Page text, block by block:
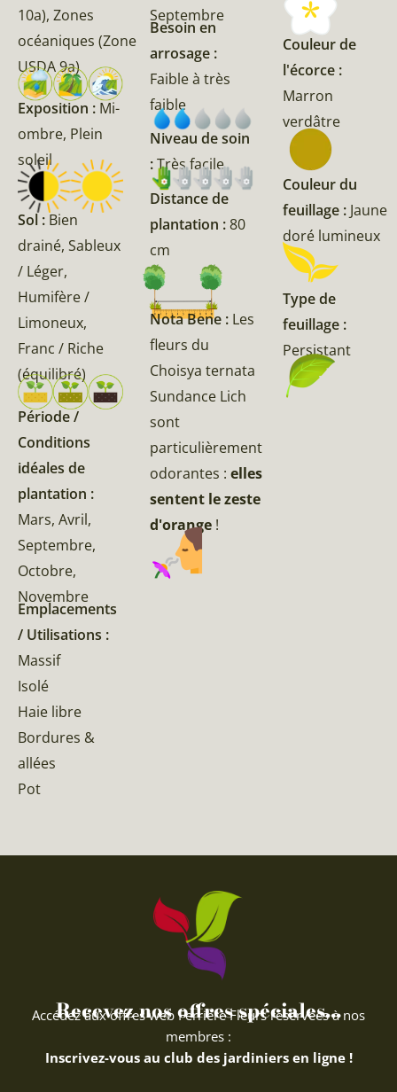
10a), Zones
océaniques (Zone
USDA 9a)
Exposition : Mi-
ombre, Plein
soleil
Sol : Bien
drainé, Sableux
/ Léger,
Humifère /
Limoneux,
Franc / Riche
(équilibré)
Période /
Conditions
idéales de
plantation :
Mars, Avril,
Septembre,
Octobre,
Novembre
Emplacements
/ Utilisations :
Massif
Isolé
Haie libre
Bordures &
allées
Pot
Septembre
Besoin en
arrosage :
Faible à très
faible
Niveau de soin
:Très facile
Distance de
plantation :80
cm
Nota Bene : Les
fleurs du
Choisya ternata
Sundance Lich
sont
particulièrement
odorantes :elles
sentent le zeste
d'orange !
Couleur de
l'écorce :
Marron
verdâtre
Couleur du
feuillage : Jaune
doré lumineux
Type de
feuillage :
Persistant
Recevez nos offres spéciales...
Accédez aux offres web Ferriere Fleurs réservées à nos
membres :
Inscrivez-vous au club des jardiniers en ligne !